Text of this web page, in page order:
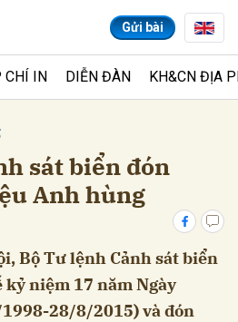
Gửi bài
CHÍ IN DIỄN ĐÀN KH&CN ĐỊA
sát biển đón
Anh hùng
Bộ Tư lệnh Cảnh sát biển
niệm 17 năm Ngày
28/8/2015) và đón
Hủy Gửi